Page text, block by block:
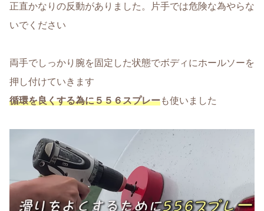
正直かなりの反動がありました。片手では危険な為やらな
いでください
両手でしっかり腕を固定した状態でボディにホールソーを
押し付けていきます
循環を良くする為に５５６スプレーも使いました